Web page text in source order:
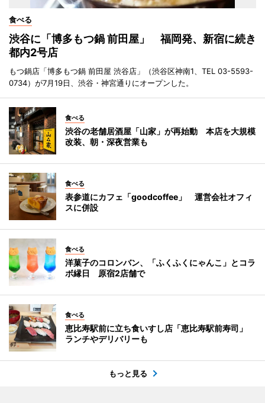
食べる
渋谷に「博多もつ鍋 前田屋」 福岡発、新宿に続き
都内2号店
もつ鍋店「博多もつ鍋 前田屋 渋谷店」（渋谷区神南1、TEL 03-5593-
0734）が7月19日、渋谷・神宮通りにオープンした。
食べる
渋谷の老舗居酒屋「山家」が再始動 本店を大規模
改装、朝・深夜営業も
食べる
表参道にカフェ「goodcoffee」 運営会社オフィ
スに併設
食べる
洋菓子のコロンバン、「ふくふくにゃんこ」とコラ
ボ縁日 原宿2店舗で
食べる
恵比寿駅前に立ち食いすし店「恵比寿駅前寿司」
ランチやデリバリーも
もっと見る